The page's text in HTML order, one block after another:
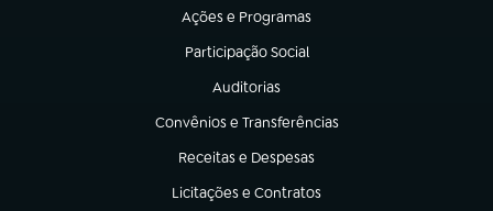
Ações e Programas
(abre em nova aba)
Participação Social
(abre em nova aba)
Auditorias
(abre em nova aba)
Convênios e Transferências
(abre em nova aba)
Receitas e Despesas
(abre em nova aba)
Licitações e Contratos
(abre em nova aba)